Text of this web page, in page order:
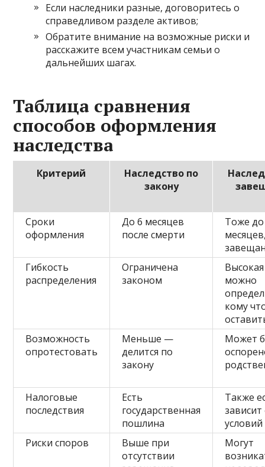
Если наследники разные, договоритесь о
справедливом разделе активов;
Обратите внимание на возможные риски и
расскажите всем участникам семьи о
дальнейших шагах.
Таблица сравнения
способов оформления
наследства
Критерий
Наследство по
закону
Сроки
оформления
До 6 месяцев
после смерти
Тоже
Гибкость
распределения
Ограничена
законом
можно
кому
Возможность
опротестовать
Меньше —
делится по
закону
Может
Налоговые
последствия
Есть
государственная
пошлина
Также
зависит
условий
Риски споров
Выше при
отсутствии
Могут